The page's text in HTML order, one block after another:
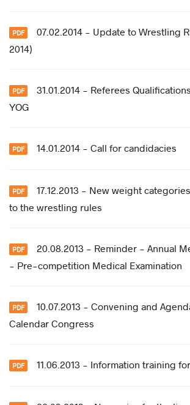
07.02.2014 - Update to Wrestling
2014)
31.01.2014 - Referees
YOG
14.01.2014 - Call for candidacies
17.12.2013 - New weight
to the wrestling rules
20.08.2013 - Reminder - Annual
- Pre-competition Medical Examination
10.07.2013 - Convening and
Calendar Congress
11.06.2013 - Information training